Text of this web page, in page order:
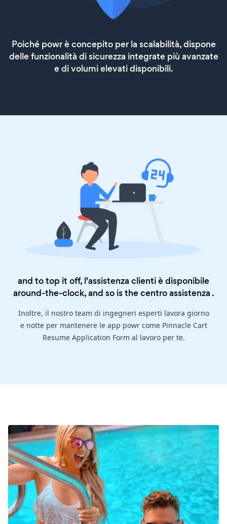
Poiché powr è concepito per la scalabilità, dispone
delle funzionalità di sicurezza integrate più avanzate
e di volumi elevati disponibili.
and to top it off, l'assistenza clienti è disponibile
around-the-clock, and so is thecentro assistenza .
Inoltre, il nostro team di ingegneri esperti lavora giorno
e notte per mantenere le app powr come Pinnacle Cart
Resume Application Form al lavoro per te.